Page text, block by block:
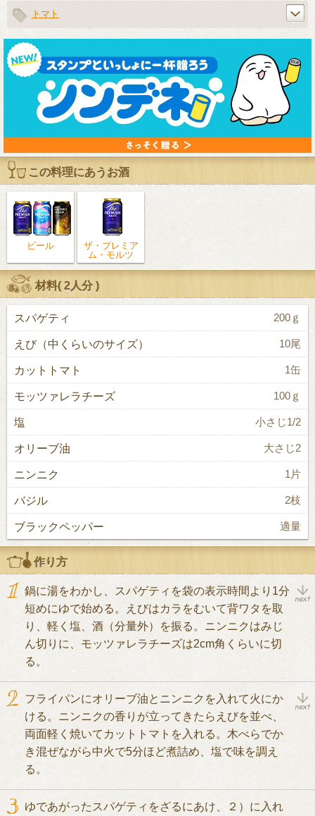
トマト
この料理にあうお酒
ビール
ザ・プレミア
ム・モルツ
材料(2人分)
スパゲティ 200ｇ
えび（中くらいのサイズ） 10尾
カットトマト 1缶
モッツァレラチーズ 100ｇ
塩 小さじ1/2
オリーブ油 大さじ2
ニンニク 1片
バジル 2枝
ブラックペッパー 適量
作り方
鍋に湯をわかし、スパゲティを袋の表示時間より1分
短めにゆで始める。えびはカラをむいて背ワタを取
り、軽く塩、酒（分量外）を振る。ニンニクはみじ
ん切りに、モッツァレラチーズは2cm角くらいに切
る。
フライパンにオリーブ油とニンニクを入れて火にか
ける。ニンニクの香りが立ってきたらえびを並べ、
両面軽く焼いてカットトマトを入れる。木べらでか
き混ぜながら中火で5分ほど煮詰め、塩で味を調え
る。
ゆであがったスパゲティをざるにあけ、２）に入れ